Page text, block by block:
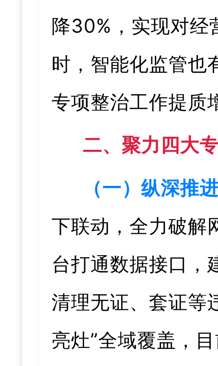
降30%，实现对经
时，智能化监管也
专项整治工作提质
二、聚力四大
（一）纵深推
下联动，全力破解
台打通数据接口，
清理无证、套证等
亮灶”全域覆盖，